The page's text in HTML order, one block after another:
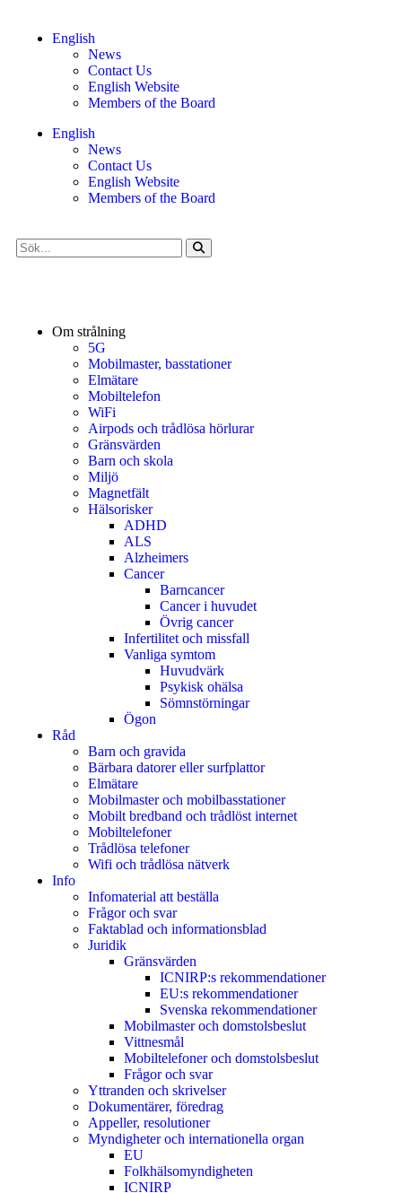
English
News
Contact Us
English Website
Members of the Board
English
News
Contact Us
English Website
Members of the Board
Om strålning
5G
Mobilmaster, basstationer
Elmätare
Mobiltelefon
WiFi
Airpods och trådlösa hörlurar
Gränsvärden
Barn och skola
Miljö
Magnetfält
Hälsorisker
ADHD
ALS
Alzheimers
Cancer
Barncancer
Cancer i huvudet
Övrig cancer
Infertilitet och missfall
Vanliga symtom
Huvudvärk
Psykisk ohälsa
Sömnstörningar
Ögon
Råd
Barn och gravida
Bärbara datorer eller surfplattor
Elmätare
Mobilmaster och mobilbasstationer
Mobilt bredband och trådlöst internet
Mobiltelefoner
Trådlösa telefoner
Wifi och trådlösa nätverk
Info
Infomaterial att beställa
Frågor och svar
Faktablad och informationsblad
Juridik
Gränsvärden
ICNIRP:s rekommendationer
EU:s rekommendationer
Svenska rekommendationer
Mobilmaster och domstolsbeslut
Vittnesmål
Mobiltelefoner och domstolsbeslut
Frågor och svar
Yttranden och skrivelser
Dokumentärer, föredrag
Appeller, resolutioner
Myndigheter och internationella organ
EU
Folkhälsomyndigheten
ICNIRP